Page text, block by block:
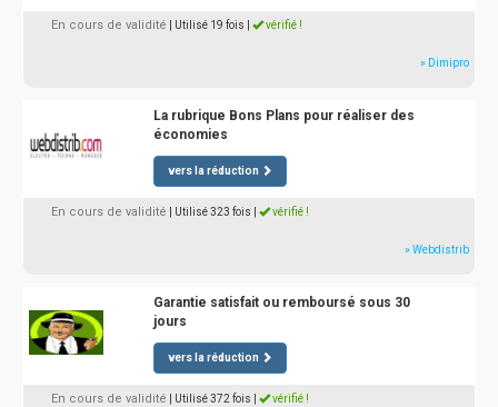
En cours de validité | Utilisé 19 fois vérifié !
» Dimipro
La rubrique Bons Plans pour réaliser des
économies
vers la réduction
En cours de validité | Utilisé 323 fois vérifié !
» Webdistrib
Garantie satisfait ou remboursé sous 30
jours
vers la réduction
En cours de validité | Utilisé 372 fois vérifié !